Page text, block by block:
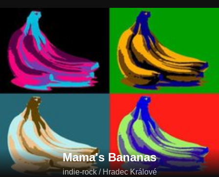
Mama's Bananas
indie-rock / Hradec Králové